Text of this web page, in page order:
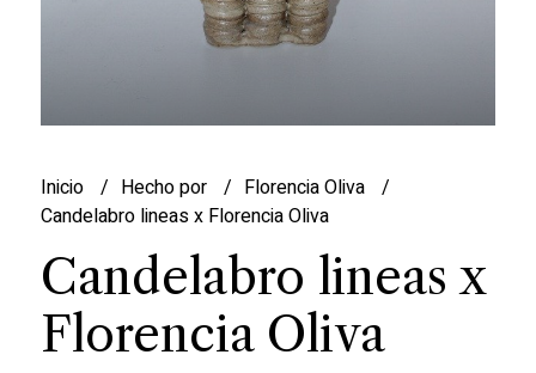
Inicio Hecho por
Florencia Oliva
Candelabro lineas x Florencia Oliva
Candelabro lineas x
Florencia Oliva